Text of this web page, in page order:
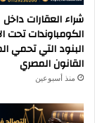
شراء العقارات داخل
الكومباوندات تحت
البنود التي تحمي
القانون المصري
منذ أسبوعين